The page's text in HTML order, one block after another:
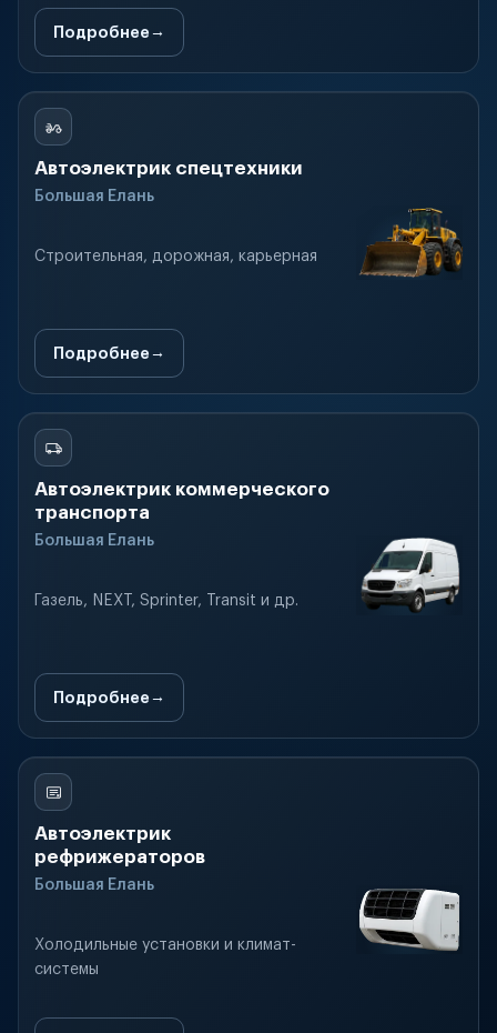
Подробнее
Автоэлектрик спецтехники
Большая Елань
Строительная, дорожная, карьерная
Подробнее
Автоэлектрик коммерческого
транспорта
Большая Елань
Газель, NEXT, Sprinter, Transit и др.
Подробнее
Автоэлектрик
рефрижераторов
Большая Елань
Холодильные установки и климат-
системы